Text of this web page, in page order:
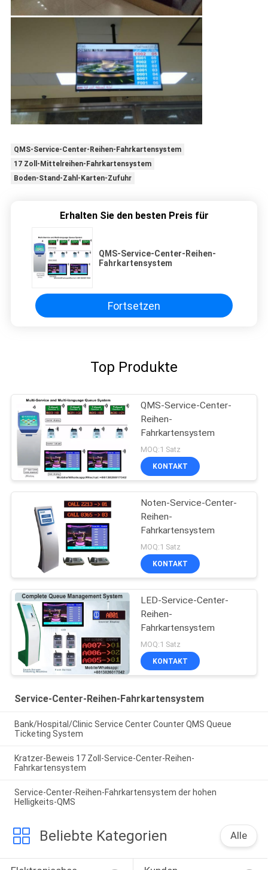
QMS-Service-Center-Reihen-Fahrkartensystem
17 Zoll-Mittelreihen-Fahrkartensystem
Boden-Stand-Zahl-Karten-Zufuhr
Erhalten Sie den besten Preis für
QMS-Service-Center-Reihen-
Fahrkartensystem
Fortsetzen
Top Produkte
QMS-Service-Center-
Reihen-
Fahrkartensystem
MOQ:1 Satz
KONTAKT
Noten-Service-Center-
Reihen-
Fahrkartensystem
MOQ:1 Satz
KONTAKT
LED-Service-Center-
Reihen-
Fahrkartensystem
MOQ:1 Satz
KONTAKT
Service-Center-Reihen-Fahrkartensystem
Bank/Hospital/Clinic Service Center Counter QMS Queue
Ticketing System
Kratzer-Beweis 17 Zoll-Service-Center-Reihen-
Fahrkartensystem
Service-Center-Reihen-Fahrkartensystem der hohen
Helligkeits-QMS
Beliebte Kategorien Alle